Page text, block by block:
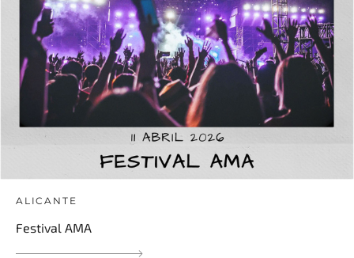
ALICANTE
Festival AMA